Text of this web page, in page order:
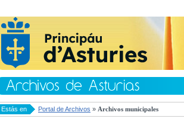
Estás en Portal de Archivos » Archivos municipales